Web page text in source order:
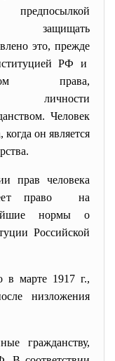
защищать
это, прежде
РФ и
права,
личности
Человек
он является
прав человека
право на
нормы о
Российской
в марте 1917 г.,
низложения
гражданству,